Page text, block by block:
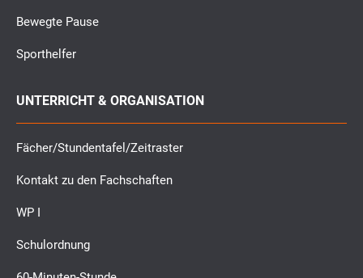
Bewegte Pause
Sporthelfer
UNTERRICHT & ORGANISATION
Fächer/Stundentafel/Zeitraster
Kontakt zu den Fachschaften
WP I
Schulordnung